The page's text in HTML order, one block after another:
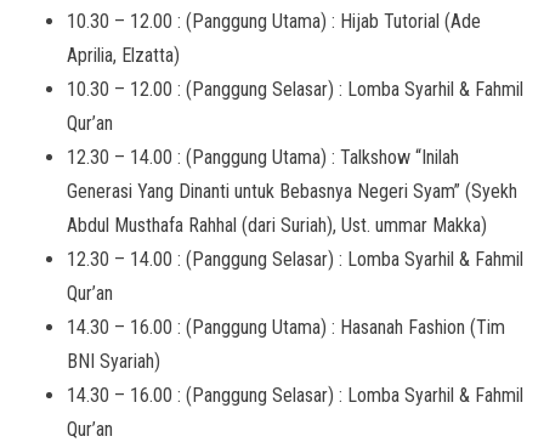
10.30 – 12.00 : (Panggung Utama) : Hijab Tutorial (Ade
Aprilia, Elzatta)
10.30 – 12.00 : (Panggung Selasar) : Lomba Syarhil & Fahmil
Qur’an
12.30 – 14.00 : (Panggung Utama) : Talkshow “Inilah
Generasi Yang Dinanti untuk Bebasnya Negeri Syam” (Syekh
Abdul Musthafa Rahhal (dari Suriah), Ust. ummar Makka)
12.30 – 14.00 : (Panggung Selasar) : Lomba Syarhil & Fahmil
Qur’an
14.30 – 16.00 : (Panggung Utama) : Hasanah Fashion (Tim
BNI Syariah)
14.30 – 16.00 : (Panggung Selasar) : Lomba Syarhil & Fahmil
Qur’an